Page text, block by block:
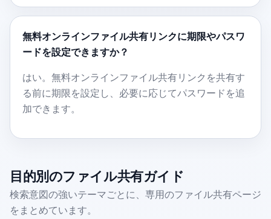
無料オンラインファイル共有リンクに期限やパスワ
ードを設定できますか？
はい。無料オンラインファイル共有リンクを共有す
る前に期限を設定し、必要に応じてパスワードを追
加できます。
目的別のファイル共有ガイド
検索意図の強いテーマごとに、専用のファイル共有ページ
をまとめています。